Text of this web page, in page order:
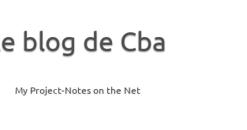
blog de Cba
My Project-Notes on the Net